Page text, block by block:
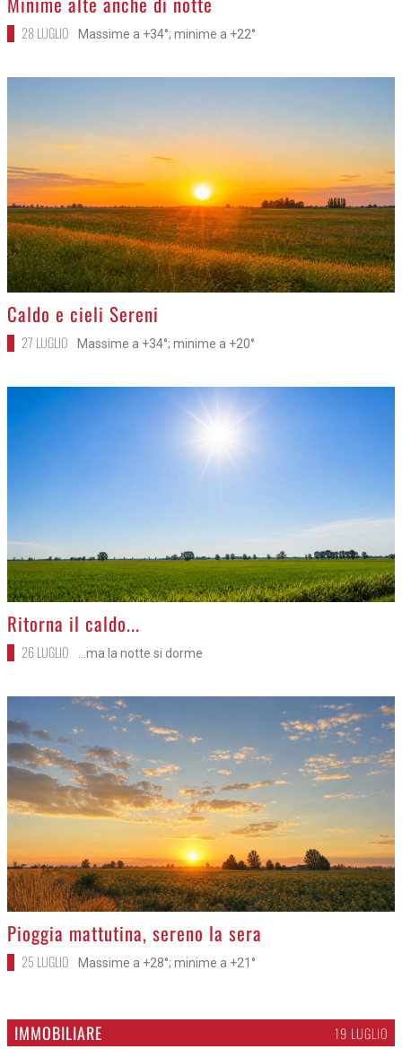
28 LUGLIO Massime a +34°; minime a +22°
>
Caldo e cieli Sereni
27 LUGLIO Massime a +34°; minime a +20°
>
Ritorna il caldo...
26 LUGLIO ...ma la notte si dorme
>
Pioggia mattutina, sereno la sera
25 LUGLIO Massime a +28°; minime a +21°
IMMOBILIARE 19 LUGLIO